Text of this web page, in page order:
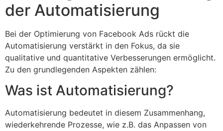
der Automatisierung
Bei der Optimierung von Facebook Ads rückt die
Automatisierung verstärkt in den Fokus, da sie
qualitative und quantitative Verbesserungen ermöglicht.
Zu den grundlegenden Aspekten zählen:
Was ist Automatisierung?
Automatisierung bedeutet in diesem Zusammenhang,
wiederkehrende Prozesse, wie z.B. das Anpassen von